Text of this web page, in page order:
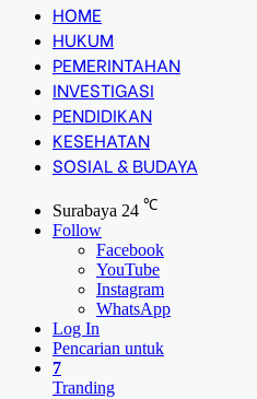
HOME
HUKUM
PEMERINTAHAN
INVESTIGASI
PENDIDIKAN
KESEHATAN
SOSIAL & BUDAYA
Surabaya 24 ℃
Follow
Facebook
YouTube
Instagram
WhatsApp
Log In
Pencarian untuk
7
Tranding